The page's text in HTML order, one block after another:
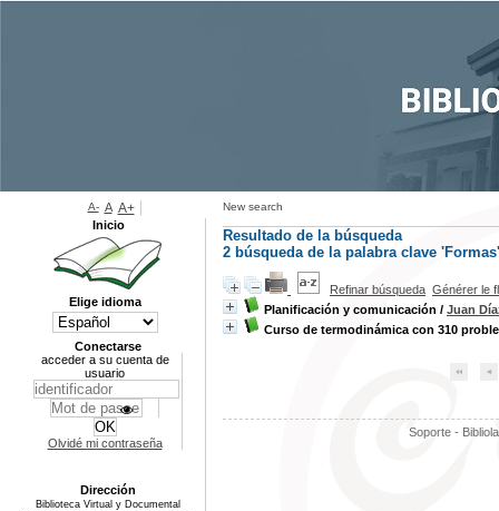
New search
Resultado de la búsqueda
2 búsqueda de la palabra clave 'Formas'
Refinar búsqueda Générer le
Planificación y comunicación / Juan
Curso de termodinámica con 310
Soporte -
A- A A+
Inicio
Elige idioma
Conectarse
acceder a su cuenta de
usuario
Olvidé mi contraseña
Dirección
Biblioteca Virtual y Documental